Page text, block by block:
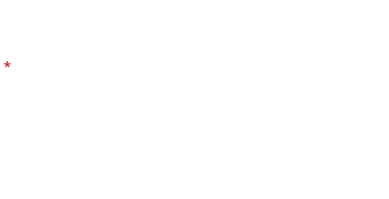
*